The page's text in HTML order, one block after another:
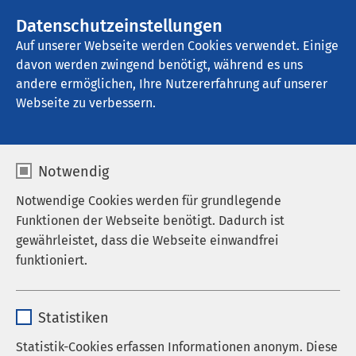
Datenschutzeinstellungen
Auf unserer Webseite werden Cookies verwendet. Einige
davon werden zwingend benötigt, während es uns
andere ermöglichen, Ihre Nutzererfahrung auf unserer
Webseite zu verbessern.
Notwendig
Notwendige Cookies werden für grundlegende
Funktionen der Webseite benötigt. Dadurch ist
gewährleistet, dass die Webseite einwandfrei
funktioniert.
Anbieter sgalinski
Statistiken
Statistik-Cookies erfassen Informationen anonym. Diese
AMEOS Klinikum St. Elisabeth Neuburg
Allgemeine Gynäkologie